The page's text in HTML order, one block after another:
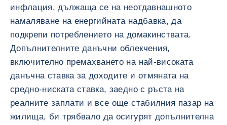
инфлация, дължаща се на неотдавнашното
намаляване на енергийната надбавка, да
подкрепи потреблението на домакинствата.
Допълнителните данъчни облекчения,
включително премахването на най-високата
данъчна ставка за доходите и отмяната на
средно-ниската ставка, заедно с ръста на
реалните заплати и все още стабилния пазар на
жилища, би трябвало да осигурят допълнителна